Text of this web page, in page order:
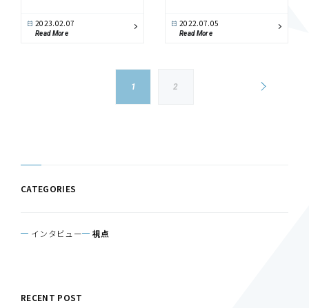
2023.02.07
Read More
2022.07.05
Read More
1 2
CATEGORIES
インタビュー 視点
RECENT POST